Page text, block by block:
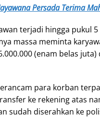
Persada Terima
terjadi hingga pukul
massa meminta
(enam belas
para korban
ke rekening atas
sudah diserahkan ke